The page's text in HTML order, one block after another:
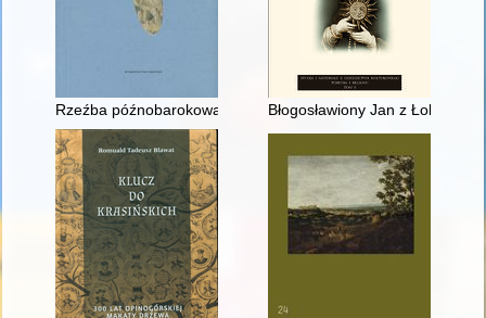
Rzeźba późnobarokowa w przestrzeni publicznej w
Błogosławiony Jan z Łobdowa